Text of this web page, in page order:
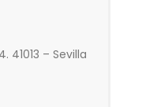
41013 – Sevilla